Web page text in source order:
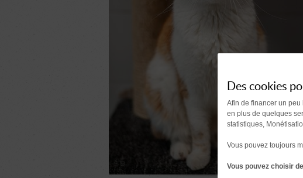
Des cookies
Afin de financer un
en plus de quelques
statistiques,
Vous pouvez toujours
Vous pouvez choisir